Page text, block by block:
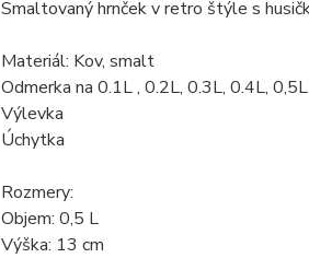
Smaltovaný hrnček v retro štýle s
Materiál: Kov, smalt
Odmerka na 0.1L , 0.2L, 0.3L, 0.4L, 0,5L
Výlevka
Úchytka
Rozmery:
Objem: 0,5 L
Výška: 13 cm